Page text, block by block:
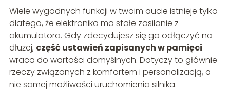
Wiele wygodnych funkcji w twoim aucie istnieje tylko
dlatego, że elektronika ma stałe zasilanie z
akumulatora. Gdy zdecydujesz się go odłączyć na
dłużej, część ustawień zapisanych w pamięci
wraca do wartości domyślnych. Dotyczy to głównie
rzeczy związanych z komfortem i personalizacją, a
nie samej możliwości uruchomienia silnika.